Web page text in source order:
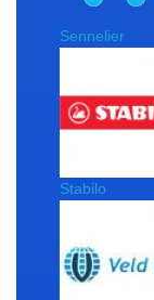
Sennelier
Stabilo